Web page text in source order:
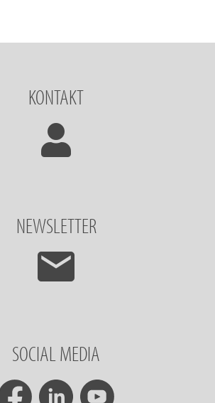
KONTAKT
NEWSLETTER
SOCIAL MEDIA